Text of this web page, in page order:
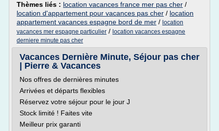
Thèmes liés : location vacances france mer pas cher /
location d'appartement pour vacances pas cher / location
appartement vacances espagne bord de mer / location
vacances mer espagne particulier / location vacances espagne
derniere minute pas cher
Vacances Dernière Minute, Séjour pas cher
| Pierre & Vacances
Nos offres de dernières minutes
Arrivées et départs flexibles
Réservez votre séjour pour le jour J
Stock limité ! Faites vite
Meilleur prix garanti